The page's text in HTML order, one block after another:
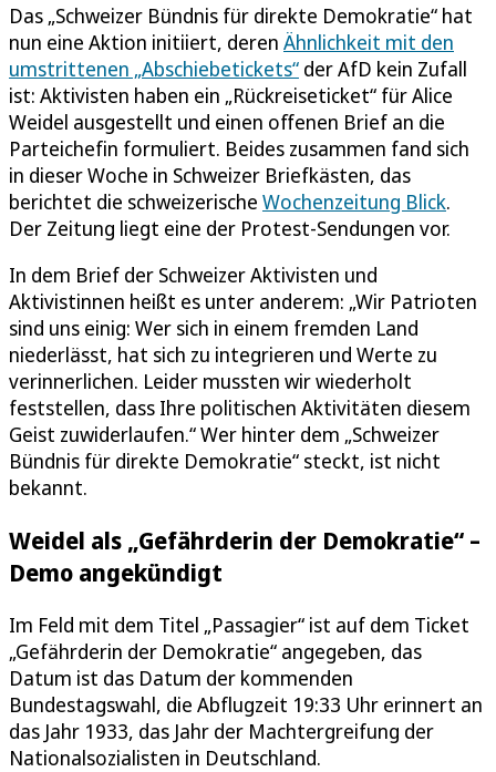
Das „Schweizer Bündnis für direkte Demokratie“ hat
nun eine Aktion initiiert, deren Ähnlichkeit mit den
umstrittenen „Abschiebetickets“ der AfD kein Zufall
ist: Aktivisten haben ein „Rückreiseticket“ für Alice
Weidel ausgestellt und einen offenen Brief an die
Parteichefin formuliert. Beides zusammen fand sich
in dieser Woche in Schweizer Briefkästen, das
berichtet die schweizerische Wochenzeitung Blick.
Der Zeitung liegt eine der Protest-Sendungen vor.
In dem Brief der Schweizer Aktivisten und
Aktivistinnen heißt es unter anderem: „Wir Patrioten
sind uns einig: Wer sich in einem fremden Land
niederlässt, hat sich zu integrieren und Werte zu
verinnerlichen. Leider mussten wir wiederholt
feststellen, dass Ihre politischen Aktivitäten diesem
Geist zuwiderlaufen.“ Wer hinter dem „Schweizer
Bündnis für direkte Demokratie“ steckt, ist nicht
bekannt.
Weidel als „Gefährderin der Demokratie“ –
Demo angekündigt
Im Feld mit dem Titel „Passagier“ ist auf dem Ticket
„Gefährderin der Demokratie“ angegeben, das
Datum ist das Datum der kommenden
Bundestagswahl, die Abflugzeit 19:33 Uhr erinnert an
das Jahr 1933, das Jahr der Machtergreifung der
Nationalsozialisten in Deutschland.